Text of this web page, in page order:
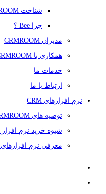
شناخت CRMROOM
چرا Bee ؟
مدیران CRMROOM
همکاری با CRMROOM
خدمات ما
ارتباط با ما
نرم افزارهای CRM
توصیه های CRMROOM
شیوه خرید نرم افزار CRM
معرفی نرم افزارهای CRM